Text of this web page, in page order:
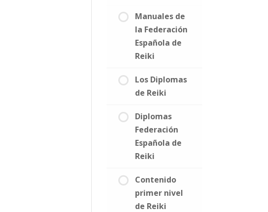
Manuales de
la Federación
Española de
Reiki
Los Diplomas
de Reiki
Diplomas
Federación
Española de
Reiki
Contenido
primer nivel
de Reiki